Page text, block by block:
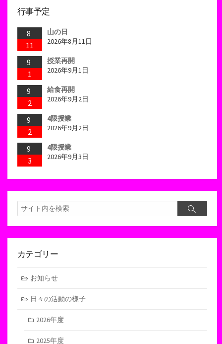
行事予定
8
11
山の日
2026年8月11日
9
1
授業再開
2026年9月1日
9
2
給食再開
2026年9月2日
9
2
4限授業
2026年9月2日
9
3
4限授業
2026年9月3日
検
索
検
カテゴリー
お知らせ
日々の活動の様子
2026年度
2025年度